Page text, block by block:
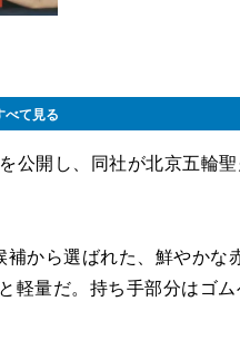
べて見る
開し、同社が北京五輪
ら選ばれた、鮮やかな
量だ。持ち手部分はゴ